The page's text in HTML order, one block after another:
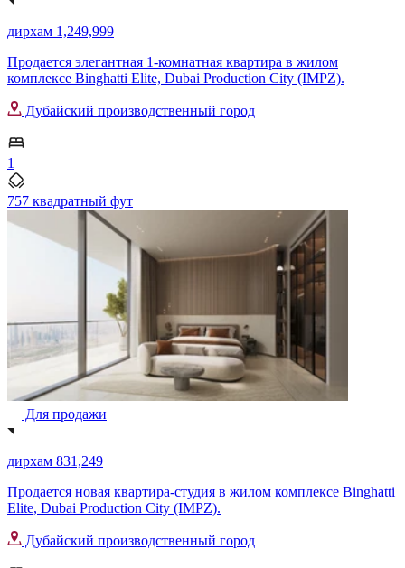
дирхам 1,249,999
Продается элегантная 1-комнатная квартира в жилом
комплексе Binghatti Elite, Dubai Production City (IMPZ).
Дубайский производственный город
1
757 квадратный фут
Для продажи
дирхам 831,249
Продается новая квартира-студия в жилом комплексе Binghatti
Elite, Dubai Production City (IMPZ).
Дубайский производственный город